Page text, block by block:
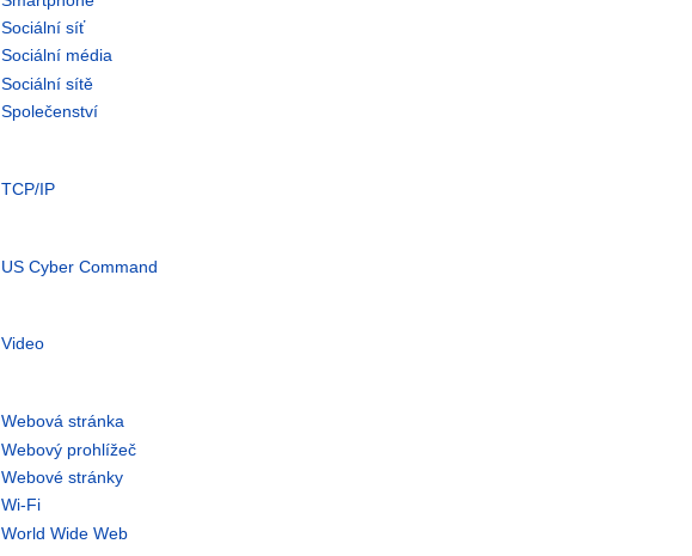
Sociální síť
Sociální média
Sociální sítě
Společenství
TCP/IP
US Cyber Command
Video
Webová stránka
Webový prohlížeč
Webové stránky
Wi-Fi
World Wide Web